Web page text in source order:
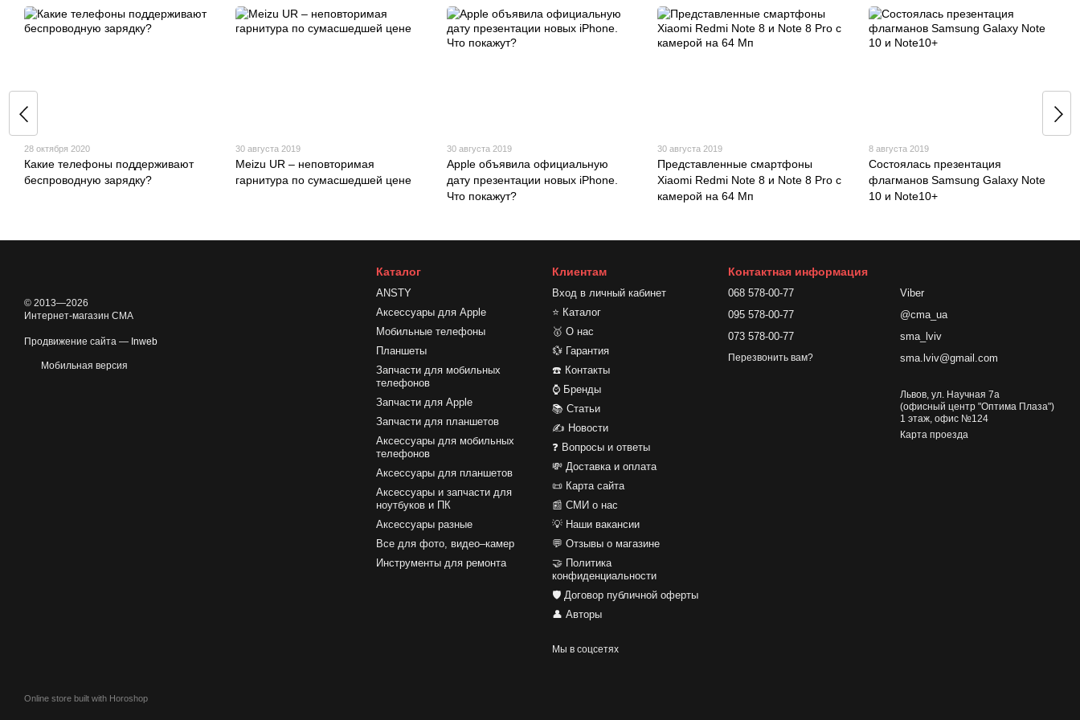
28 октября 2020
Какие телефоны поддерживают
беспроводную зарядку?
30 августа 2019
Meizu UR – неповторимая
гарнитура по сумасшедшей цене
30 августа 2019
Apple объявила официальную
дату презентации новых iPhone.
Что покажут?
30 августа 2019
Представленные смартфоны
Xiaomi Redmi Note 8 и Note 8 Pro с
камерой на 64 Мп
8 августа 2019
Состоялась презентация
флагманов Samsung Galaxy Note
10 и Note10+
© 2013—2026
Интернет-магазин CMA
Продвижение сайта — Inweb
Мобильная версия
Online store built with Horoshop
Каталог
ANSTY
Аксессуары для Apple
Мобильные телефоны
Планшеты
Запчасти для мобильных
телефонов
Запчасти для Apple
Запчасти для планшетов
Аксессуары для мобильных
телефонов
Аксессуары для планшетов
Аксессуары и запчасти для
ноутбуков и ПК
Аксессуары разные
Все для фото, видео–камер
Инструменты для ремонта
Клиентам
Вход в личный кабинет
⭐ Каталог
🥇 О нас
💱 Гарантия
☎️ Контакты
⌚ Бренды
📚 Статьи
✍ Новости
❓ Вопросы и ответы
💸 Доставка и оплата
📜 Карта сайта
📰 СМИ о нас
💡 Наши вакансии
💬 Отзывы о магазине
🤝 Политика
конфиденциальности
🛡️ Договор публичной оферты
👤 Авторы
Мы в соцсетях
Контактная информация
068 578-00-77
095 578-00-77
073 578-00-77
Перезвонить вам?
Viber
@cma_ua
sma_lviv
sma.lviv@gmail.com
Львов, ул. Научная 7а
(офисный центр "Оптима Плаза")
1 этаж, офис №124
Карта проезда